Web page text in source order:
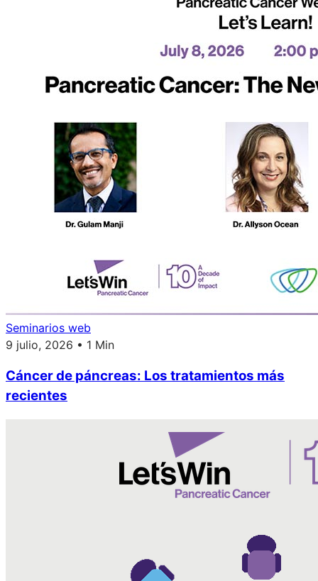
Seminarios web
9 julio, 2026 • 1 Min
Cáncer de páncreas: Los tratamientos más
recientes